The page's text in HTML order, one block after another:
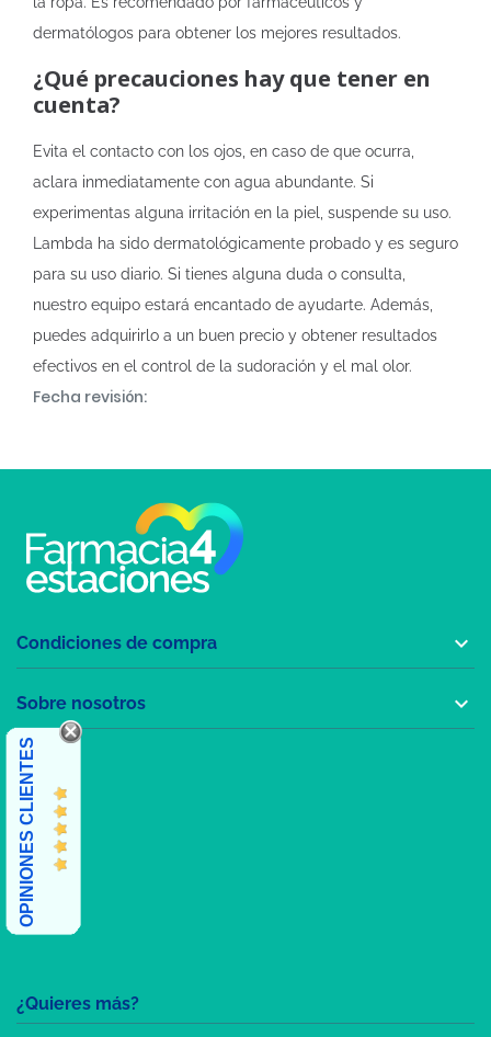
dermatólogos para obtener los mejores resultados.
¿Qué precauciones hay que tener en
cuenta?
Evita el contacto con los ojos, en caso de que ocurra,
aclara inmediatamente con agua abundante. Si
experimentas alguna irritación en la piel, suspende su uso.
Lambda ha sido dermatológicamente probado y es seguro
para su uso diario. Si tienes alguna duda o consulta,
nuestro equipo estará encantado de ayudarte. Además,
puedes adquirirlo a un buen precio y obtener resultados
efectivos en el control de la sudoración y el mal olor.
Fecha revisión:
¿Quieres más?
Condiciones de compra 
Sobre nosotros 
OPINIONES CLIENTES